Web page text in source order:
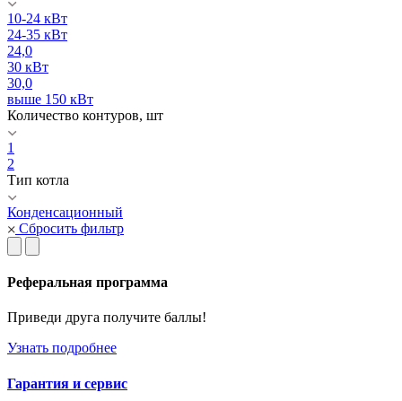
10-24 кВт
24-35 кВт
24,0
30 кВт
30,0
выше 150 кВт
Количество контуров, шт
1
2
Тип котла
Конденсационный
Сбросить фильтр
Реферальная программа
Приведи друга получите баллы!
Узнать подробнее
Гарантия и сервис